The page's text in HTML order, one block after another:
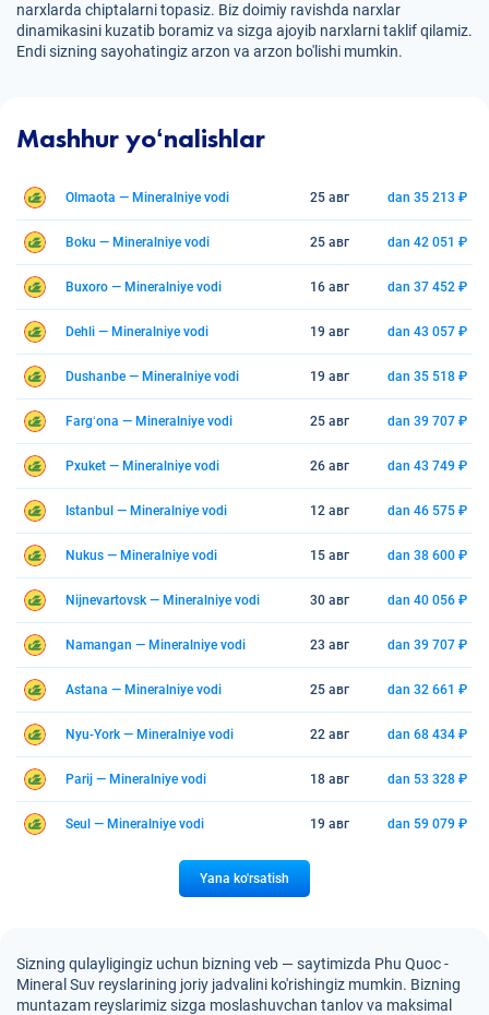
narxlarda chiptalarni topasiz. Biz doimiy ravishda narxlar
dinamikasini kuzatib boramiz va sizga ajoyib narxlarni taklif qilamiz.
Endi sizning sayohatingiz arzon va arzon bo'lishi mumkin.
Mashhur yoʻnalishlar
Olmaota — Mineralniye vodi 25 авг dan 35 213 ₽
Boku — Mineralniye vodi 25 авг dan 42 051 ₽
Buxoro — Mineralniye vodi 16 авг dan 37 452 ₽
Dehli — Mineralniye vodi 19 авг dan 43 057 ₽
Dushanbe — Mineralniye vodi 19 авг dan 35 518 ₽
Fargʻona — Mineralniye vodi 25 авг dan 39 707 ₽
Pxuket — Mineralniye vodi 26 авг dan 43 749 ₽
Istanbul — Mineralniye vodi 12 авг dan 46 575 ₽
Nukus — Mineralniye vodi 15 авг dan 38 600 ₽
Nijnevartovsk — Mineralniye vodi 30 авг dan 40 056 ₽
Namangan — Mineralniye vodi 23 авг dan 39 707 ₽
Astana — Mineralniye vodi 25 авг dan 32 661 ₽
Nyu-York — Mineralniye vodi 22 авг dan 68 434 ₽
Parij — Mineralniye vodi 18 авг dan 53 328 ₽
Seul — Mineralniye vodi 19 авг dan 59 079 ₽
Yana ko'rsatish
Sizning qulayligingiz uchun bizning veb — saytimizda Phu Quoc -
Mineral Suv reyslarining joriy jadvalini ko'rishingiz mumkin. Bizning
muntazam reyslarimiz sizga moslashuvchan tanlov va maksimal